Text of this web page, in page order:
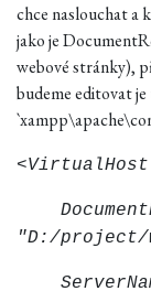
chce naslouchat a
jako je
webové stránky),
budeme editovat
`xampp
"D:/project/